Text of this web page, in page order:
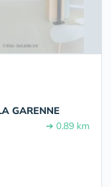
GARENNE
➔ 0.89 km